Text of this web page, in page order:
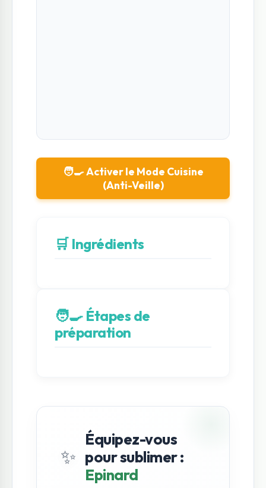
🧑‍🍳 Activer le Mode Cuisine
(Anti-Veille)
🛒 Ingrédients
🧑‍🍳 Étapes de
préparation
✨
Équipez-vous
pour sublimer :
Epinard